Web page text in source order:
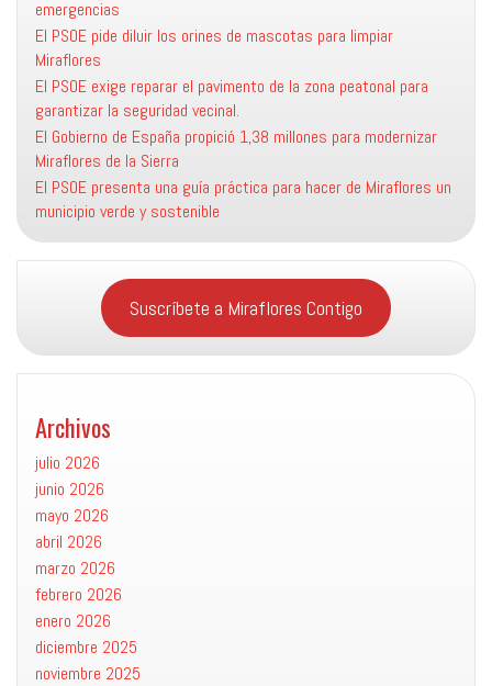
emergencias
El PSOE pide diluir los orines de mascotas para limpiar
Miraflores
El PSOE exige reparar el pavimento de la zona peatonal para
garantizar la seguridad vecinal.
El Gobierno de España propició 1,38 millones para modernizar
Miraflores de la Sierra
El PSOE presenta una guía práctica para hacer de Miraflores un
municipio verde y sostenible
Suscríbete a Miraflores Contigo
Archivos
julio 2026
junio 2026
mayo 2026
abril 2026
marzo 2026
febrero 2026
enero 2026
diciembre 2025
noviembre 2025